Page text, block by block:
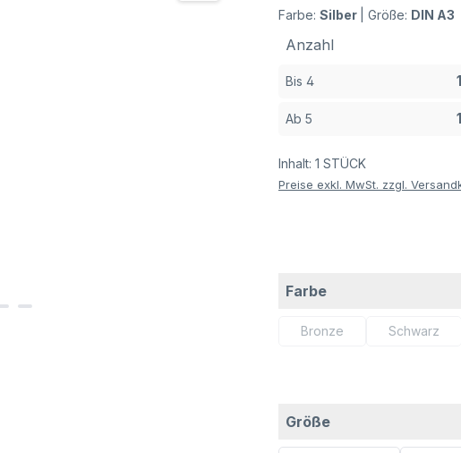
Farbe: Silber Größe: DIN A3
Anzahl
Bis 4
Ab 5
Inhalt: 1 STÜCK
Preise exkl. MwSt. zzgl.
Farbeauswählen
Bronze
(Diese Option ist zurzeit
Schwarz
(Diese
Größeauswählen